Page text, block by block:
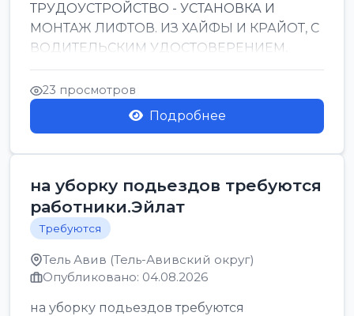
ТРУДОУСТРОЙСТВО - УСТАНОВКА И
МОНТАЖ ЛИФТОВ. ИЗ ХАЙФЫ И КРАЙОТ, С
ВОДИТЕЛЬСКИМ УДОСТОВЕРЕНИЕМ,
ПРИВЕТСТВУЮТСЯ НАВЫКИ СВАРЩИКА.
ОБУЧЕНИЕ В ПРОЦ...
23 просмотров
Подробнее
на уборку подьездов требуются
работники.Эйлат
Требуются
Тель Авив (Тель-Авивский округ)
Опубликовано: 04.08.2026
на уборку подьездов требуются